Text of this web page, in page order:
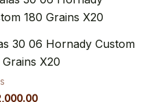
30 06 Hornady Custom
Grains X20